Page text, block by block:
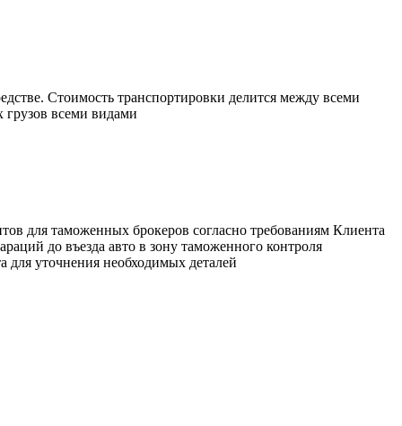
Стоимость транспортировки делится между всеми
всеми видами
для таможенных брокеров согласно требованиям Клиента
до въезда авто в зону таможенного контроля
для уточнения необходимых деталей